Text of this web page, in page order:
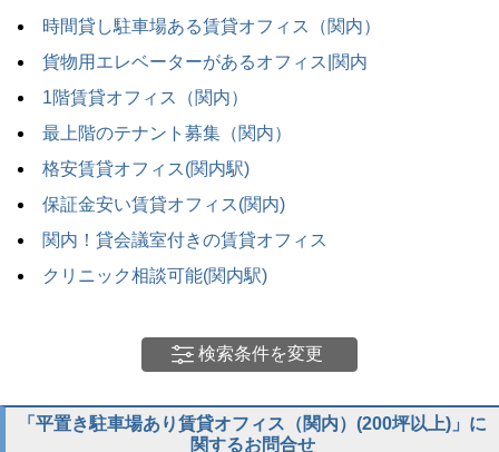
時間貸し駐車場ある賃貸オフィス（関内）
貨物用エレベーターがあるオフィス|関内
1階賃貸オフィス（関内）
最上階のテナント募集（関内）
格安賃貸オフィス(関内駅)
保証金安い賃貸オフィス(関内)
関内！貸会議室付きの賃貸オフィス
クリニック相談可能(関内駅)
検索条件を変更
「平置き駐車場あり賃貸オフィス（関内）(200坪以上)」に
関するお問合せ